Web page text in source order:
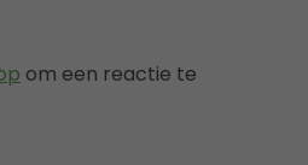
om een reactie te